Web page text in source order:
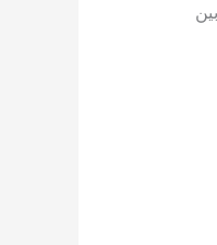
آمپراژی بین